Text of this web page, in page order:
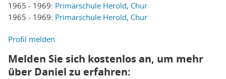
1965 - 1969: Primarschule Herold, Chur
1965 - 1969: Primarschule Herold, Chur
Profil melden
Melden Sie sich kostenlos an, um mehr
über Daniel zu erfahren: